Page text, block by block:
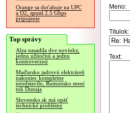
Orange sa doťahuje na UPC
a O2, spustí 2.5 Gbps
pripojenie
Top správy
Alza nasadila dve novinky,
jednu užitočnú a jednu
kontroverznú
Maďarsko jadrovú elektráreň
nakoniec kompletne
neodstavilo, Rumunsko mení
tok Dunaja
Slovensko.sk má opäť
technické problémy
Meno:
Titulok:
Text: